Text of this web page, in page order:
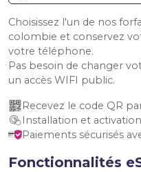
Choisissez l'un de nos
colombie et conservez
votre téléphone.
Pas besoin de changer
un accès WIFI public.
Recevez le code QR
Installation et
Paiements sécurisés
Fonctionnalités